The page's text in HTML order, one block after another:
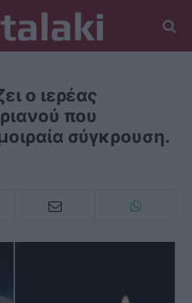
ο ιερέας
που
σύγκρουση.